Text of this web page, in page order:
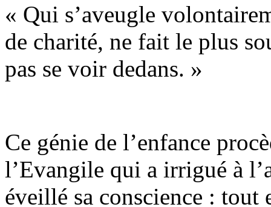
« Qui s’aveugle
de charité, ne fait le plus
pas se voir dedans. »
Ce génie de l’enfance
l’Evangile qui a irrigué à
éveillé sa conscience : tout